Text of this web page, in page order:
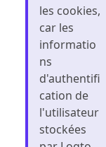
les cookies,
car les
informatio
ns
d'authentifi
cation de
l'utilisateur
stockées